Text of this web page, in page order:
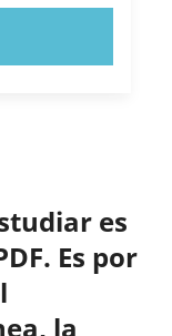
es
Es por
la